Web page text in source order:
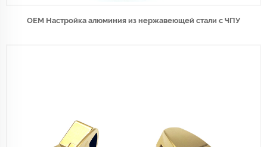
OEM Настройка алюминия из нержавеющей стали с ЧПУ